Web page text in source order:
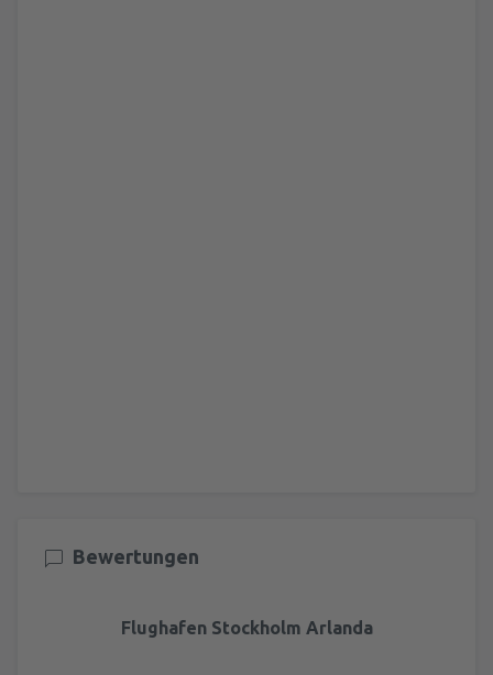
Bewertungen
Flughafen Stockholm Arlanda